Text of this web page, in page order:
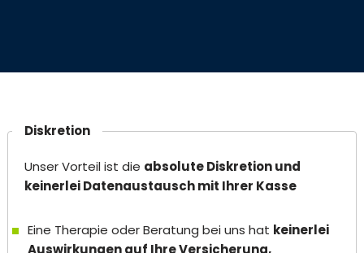
Diskretion
Unser Vorteil ist die absolute Diskretion und
keinerlei Datenaustausch mit Ihrer Kasse
Eine Therapie oder Beratung bei uns hat keinerlei
Auswirkungen auf Ihre Versicherung,